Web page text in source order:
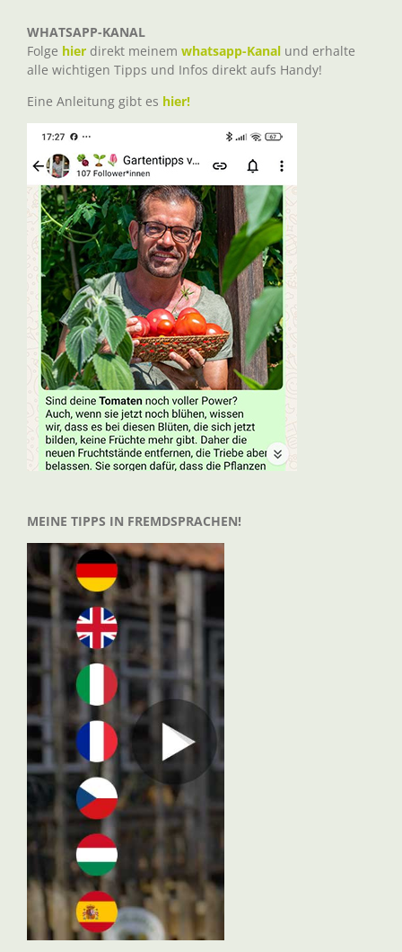
WHATSAPP-KANAL
Folge hier direkt meinem whatsapp-Kanal und erhalte
alle wichtigen Tipps und Infos direkt aufs Handy!
Eine Anleitung gibt es hier!
MEINE TIPPS IN FREMDSPRACHEN!